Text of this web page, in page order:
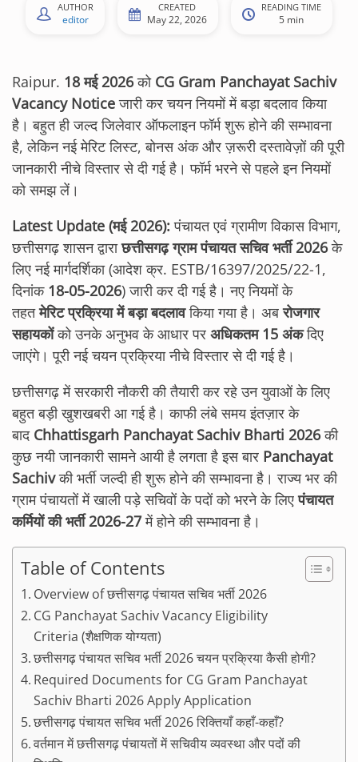
AUTHOR
editor
CREATED
May 22, 2026
READING TIME
5 min
Raipur. 18 मई 2026को CG Gram Panchayat Sachiv
Vacancy Noticeजारी कर चयन नियमों में बड़ा बदलाव किया
है। बहुत ही जल्द जिलेवार ऑफलाइन फॉर्म शुरू होने की सम्भावना
है, लेकिन नई मेरिट लिस्ट, बोनस अंक और ज़रूरी दस्तावेज़ों की पूरी
जानकारी नीचे विस्तार से दी गई है। फॉर्म भरने से पहले इन नियमों
को समझ लें।
Latest Update (मई 2026): पंचायत एवं ग्रामीण विकास विभाग,
छत्तीसगढ़ शासन द्वाराछत्तीसगढ़ ग्राम पंचायत सचिव भर्ती 2026के
लिए नई मार्गदर्शिका (आदेश क्र. ESTB/16397/2025/22-1,
दिनांक 18-05-2026) जारी कर दी गई है। नए नियमों के
तहतमेरिट प्रक्रिया में बड़ा बदलावकिया गया है। अबरोजगार
सहायकोंको उनके अनुभव के आधार पर अधिकतम 15 अंकदिए
जाएंगे। पूरी नई चयन प्रक्रिया नीचे विस्तार से दी गई है।
छत्तीसगढ़ में सरकारी नौकरी की तैयारी कर रहे उन युवाओं के लिए
बहुत बड़ी खुशखबरी आ गई है। काफी लंबे समय इंतज़ार के
बाद Chhattisgarh Panchayat Sachiv Bharti 2026की
कुछ नयी जानकारी सामने आयी है लगता है इस बार Panchayat
Sachivकी भर्ती जल्दी ही शुरू होने की सम्भावना है। राज्य भर की
ग्राम पंचायतों में खाली पड़े सचिवों के पदों को भरने के लिएपंचायत
कर्मियों की भर्ती 2026-27में होने की सम्भावना है।
Table of Contents
Overview of छत्तीसगढ़ पंचायत सचिव भर्ती 2026
CG Panchayat Sachiv Vacancy Eligibility
Criteria (शैक्षणिक योग्यता)
छत्तीसगढ़ पंचायत सचिव भर्ती 2026 चयन प्रक्रिया कैसी होगी?
Required Documents for CG Gram Panchayat
Sachiv Bharti 2026 Apply Application
छत्तीसगढ़ पंचायत सचिव भर्ती 2026 रिक्तियाँ कहाँ-कहाँ?
वर्तमान में छत्तीसगढ़ पंचायतों में सचिवीय व्यवस्था और पदों की